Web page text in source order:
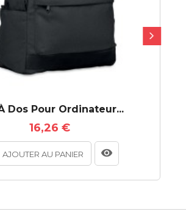
Dos Pour Ordinateur...
16,26 €
AJOUTER AU PANIER